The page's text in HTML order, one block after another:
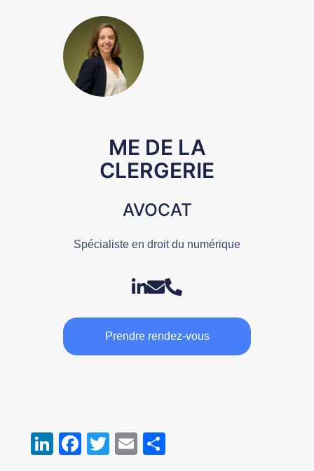
ME DE LA
CLERGERIE
AVOCAT
Spécialiste en droit du numérique
Prendre rendez-vous
LinkedIn
Facebook
Twitter
Email